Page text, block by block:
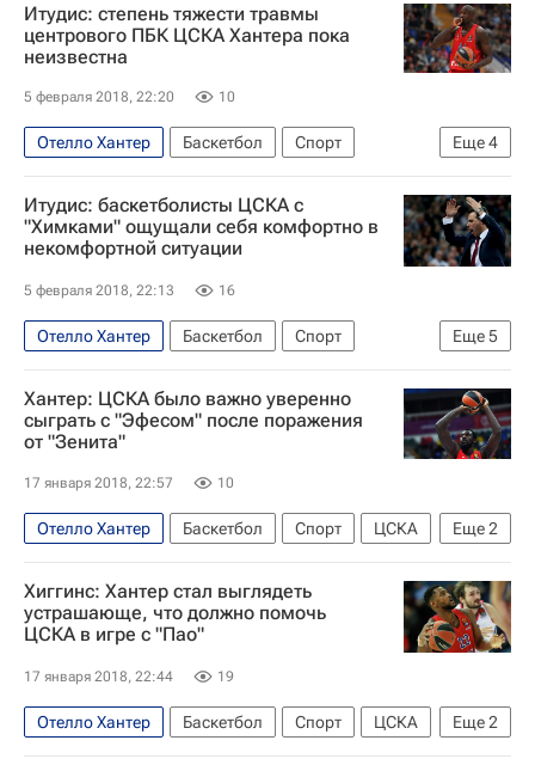
Итудис: степень тяжести травмы
центрового ПБК ЦСКА Хантера пока
неизвестна
5 февраля 2018, 22:20 10
Еще4
Отелло Хантер Баскетбол
Спорт
Димитрис Итудис
Единая лига ВТБ
Химки
ЦСКА
Итудис: баскетболисты ЦСКА с
"Химками" ощущали себя комфортно в
некомфортной ситуации
5 февраля 2018, 22:13 16
Еще5
Отелло Хантер Баскетбол
Спорт
Димитрис Итудис
Единая лига ВТБ
Химки
ЦСКА
Кайл Хайнс
Хантер: ЦСКА было важно уверенно
сыграть с "Эфесом" после поражения
от "Зенита"
17 января 2018, 22:57 10
Еще2
Отелло Хантер Баскетбол Спорт
ЦСКА
Анадолу Эфес
Евролига
Хиггинс: Хантер стал выглядеть
устрашающе, что должно помочь
ЦСКА в игре с "Пао"
17 января 2018, 22:44 19
Еще2
Отелло Хантер Баскетбол Спорт
ЦСКА
Панатинаикос
Евролига